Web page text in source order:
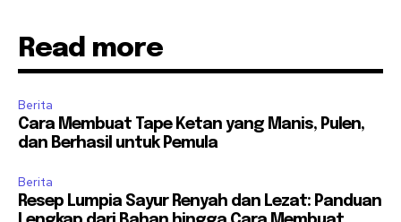
Read more
Berita
Cara Membuat Tape Ketan yang Manis, Pulen,
dan Berhasil untuk Pemula
Berita
Resep Lumpia Sayur Renyah dan Lezat: Panduan